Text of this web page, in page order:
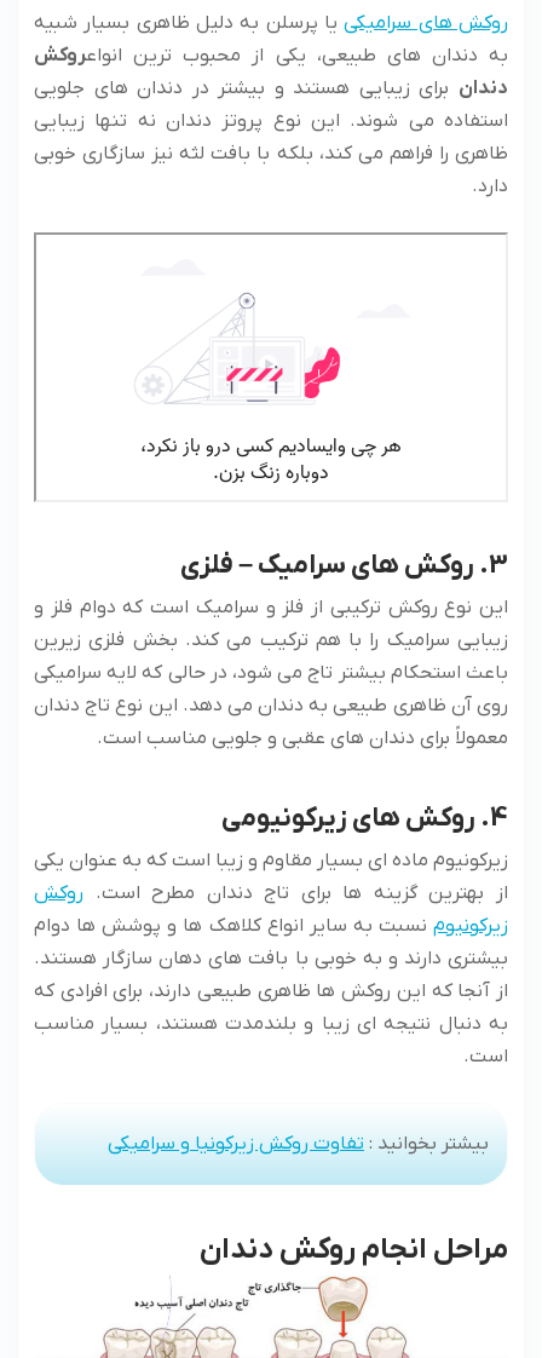
روکش های سرامیکییا پرسلن به دلیل ظاهری بسیار شبیه
به دندان های طبیعی، یکی از محبوب ترین انواعروکش
دندان برای زیبایی هستند و بیشتر در دندان های جلویی
استفاده می شوند. این نوع پروتز دندان نه تنها زیبایی
ظاهری را فراهم می کند، بلکه با بافت لثه نیز سازگاری خوبی
دارد.
3. روکش های سرامیک – فلزی
این نوع روکش ترکیبی از فلز و سرامیک است که دوام فلز و
زیبایی سرامیک را با هم ترکیب می کند. بخش فلزی زیرین
باعث استحکام بیشتر تاج می شود، در حالی که لایه سرامیکی
روی آن ظاهری طبیعی به دندان می دهد. این نوع تاج دندان
معمولاً برای دندان های عقبی و جلویی مناسب است.
4. روکش های زیرکونیومی
زیرکونیوم ماده ای بسیار مقاوم و زیبا است که به عنوان یکی
از بهترین گزینه ها برای تاج دندان مطرح است. روکش
زیرکونیوم نسبت به سایر انواع کلاهک ها و پوشش ها دوام
بیشتری دارند و به خوبی با بافت های دهان سازگار هستند.
از آنجا که این روکش ها ظاهری طبیعی دارند، برای افرادی که
به دنبال نتیجه ای زیبا و بلندمدت هستند، بسیار مناسب
است.
بیشتر بخوانید : تفاوت روکش زیرکونیا و سرامیکی
مراحل انجام روکش دندان